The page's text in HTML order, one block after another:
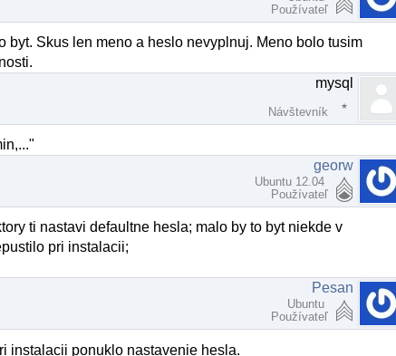
Používateľ
Skus len meno a heslo nevyplnuj. Meno bolo tusim
mysql
Návštevník
georw
Ubuntu 12.04
Používateľ
ti nastavi defaultne hesla; malo by to byt niekde v
pri instalacii;
Pesan
Ubuntu
Používateľ
instalacii ponuklo nastavenie hesla.